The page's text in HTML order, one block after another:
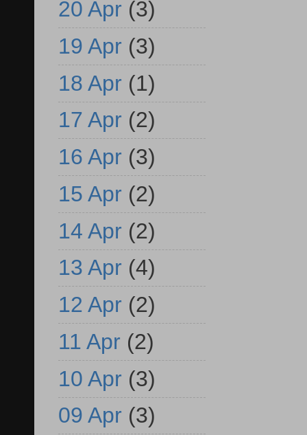
20 Apr (3)
19 Apr (3)
18 Apr (1)
17 Apr (2)
16 Apr (3)
15 Apr (2)
14 Apr (2)
13 Apr (4)
12 Apr (2)
11 Apr (2)
10 Apr (3)
09 Apr (3)